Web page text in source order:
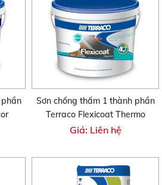
Sơn chống thấm 1 thành phần
Terraco Flexicoat Thermo
Giá: Liên hệ